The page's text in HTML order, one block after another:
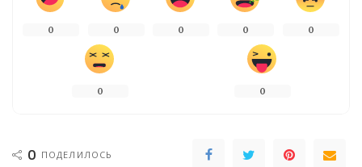
0 0 0 0 0
0 0
0 ПОДЕЛИЛОСЬ